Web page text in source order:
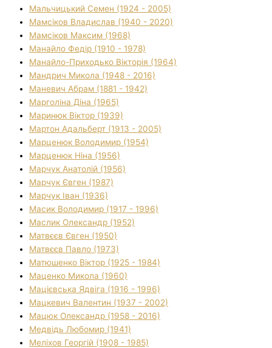
Мальчицький Семен (1924 - 2005)
Мамсіков Владислав (1940 - 2020)
Мамсіков Максим (1968)
Манайло Федір (1910 - 1978)
Манайло-Приходько Вікторія (1964)
Мандрич Микола (1948 - 2016)
Маневич Абрам (1881 - 1942)
Марголіна Діна (1965)
Маринюк Віктор (1939)
Мартон Адальберт (1913 - 2005)
Марценюк Володимир (1954)
Марценюк Ніна (1956)
Марчук Анатолій (1956)
Марчук Євген (1987)
Марчук Іван (1936)
Масик Володимир (1917 - 1996)
Маслик Олександр (1952)
Матвєєв Євген (1950)
Матвєєв Павло (1973)
Матюшенко Віктор (1925 - 1984)
Маценко Микола (1960)
Мацієвська Ядвіга (1916 - 1996)
Мацкевич Валентин (1937 - 2002)
Мацюк Олександр (1958 - 2016)
Медвідь Любомир (1941)
Меліхов Георгій (1908 - 1985)